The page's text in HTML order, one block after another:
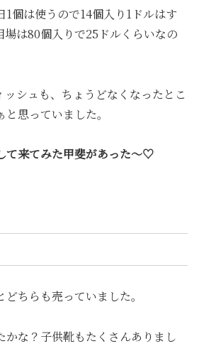
1個は使うので14個入り1ドルはす
場は80個入りで25ドルくらいなの
ッシュも、ちょうどなくなったとこ
思っていました。
て来てみた甲斐があった〜♡
ちらも売っていました。
かな？子供靴もたくさんありまし